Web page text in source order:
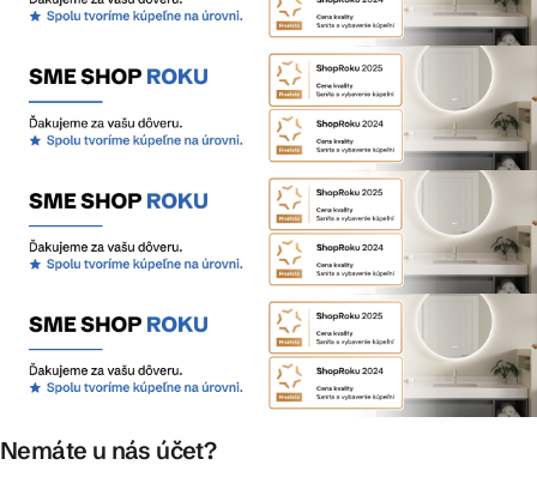
Nemáte u nás účet?